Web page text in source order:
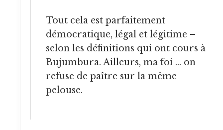
Tout cela est parfaitement
démocratique, légal et légitime –
selon les définitions qui ont cours à
Bujumbura. Ailleurs, ma foi … on
refuse de paître sur la même
pelouse.